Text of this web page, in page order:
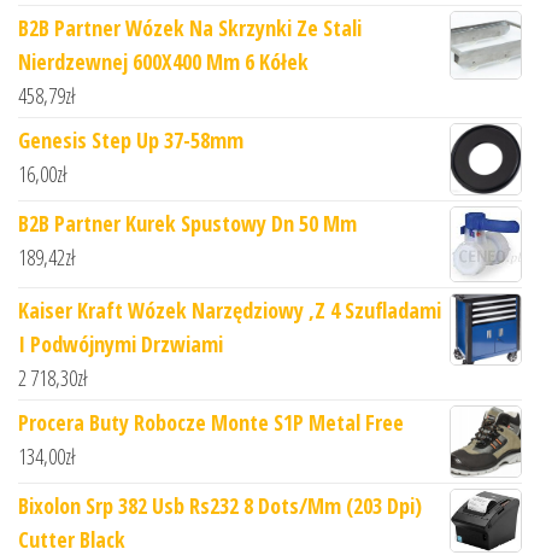
B2B Partner Wózek Na Skrzynki Ze Stali
Nierdzewnej 600X400 Mm 6 Kółek
458,79zł
Genesis Step Up 37-58mm
16,00zł
B2B Partner Kurek Spustowy Dn 50 Mm
189,42zł
Kaiser Kraft Wózek Narzędziowy ,Z 4 Szufladami
I Podwójnymi Drzwiami
2 718,30zł
Procera Buty Robocze Monte S1P Metal Free
134,00zł
Bixolon Srp 382 Usb Rs232 8 Dots/Mm (203 Dpi)
Cutter Black